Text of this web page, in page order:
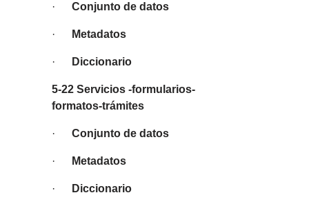
· Conjunto de datos
· Metadatos
· Diccionario
5-22 Servicios -formularios-
formatos-trámites
· Conjunto de datos
· Metadatos
· Diccionario